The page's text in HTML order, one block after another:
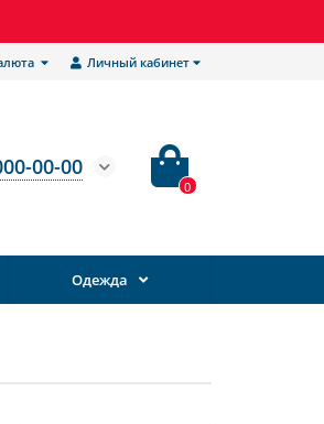
Личный кабинет
00-00
0
Одежда